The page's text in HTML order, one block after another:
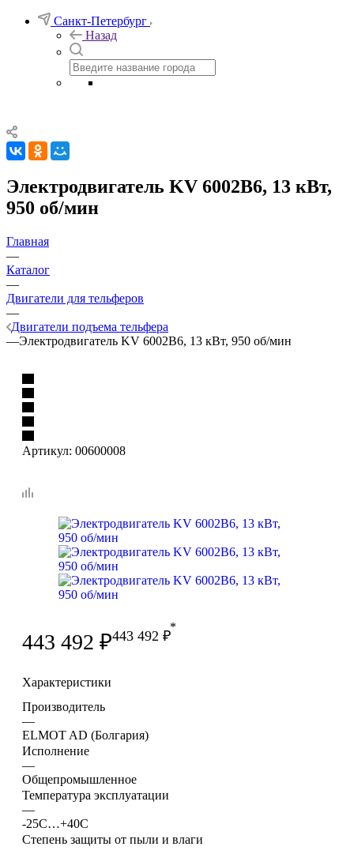
Санкт-Петербург
Назад
Электродвигатель KV 6002B6, 13 кВт,
950 об/мин
Главная
—
Каталог
—
Двигатели для тельферов
—
Двигатели подъема тельфера
—Электродвигатель KV 6002B6, 13 кВт, 950 об/мин
Артикул: 00600008
443 492 ₽443 492 ₽
*
Характеристики
Производитель
—
ELMOT AD (Болгария)
Исполнение
—
Общепромышленное
Температура эксплуатации
—
-25С…+40С
Степень защиты от пыли и влаги